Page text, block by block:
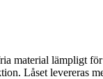
material lämpligt
Låset levereras